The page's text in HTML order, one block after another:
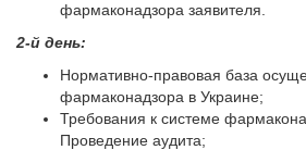
фармаконадзора заявителя.
2-й день:
Нормативно-правовая база
фармаконадзора в Украине;
Требования к системе
Проведение аудита;